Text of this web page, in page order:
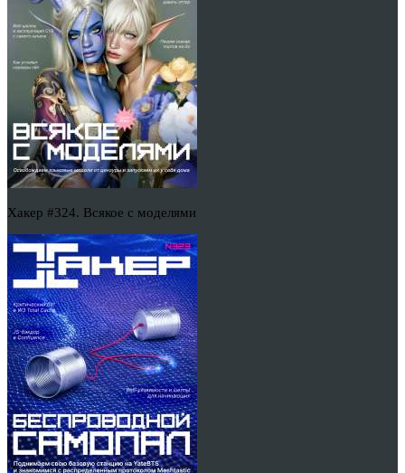
Хакер #324. Всякое с моделями